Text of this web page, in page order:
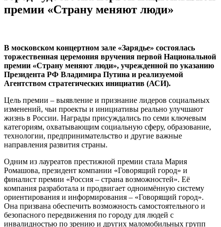
премии «Страну меняют люди»
В московском концертном зале «Зарядье» состоялась
торжественная церемония вручения первой Национальной
премии «Страну меняют люди», учрежденной по указанию
Президента РФ Владимира Путина и реализуемой
Агентством стратегических инициатив (АСИ).
Цель премии – выявление и признание лидеров социальных
изменений, чьи проекты и инициативы реально улучшают
жизнь в России. Награды присуждались по семи ключевым
категориям, охватывающим социальную сферу, образование,
технологии, предпринимательство и другие важные
направления развития страны.
Одним из лауреатов престижной премии стала Мария
Ромашова, президент компании «Говорящий город» и
финалист премии «Россия – страна возможностей». Её
компания разработала и продвигает одноимённую систему
ориентирования и информирования – «Говорящий город».
Она призвана обеспечить возможность самостоятельного и
безопасного передвижения по городу для людей с
инвалидностью по зрению и других маломобильных групп